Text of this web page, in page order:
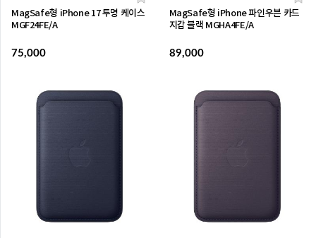
MagSafe형 iPhone 17 투명 케이스
MGF24FE/A
75,000
MagSafe형 iPhone 파인우븐 카드
지갑 블랙 MGHA4FE/A
89,000